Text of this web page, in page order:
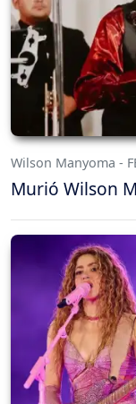
Wilson Manyoma -
Murió Wilson